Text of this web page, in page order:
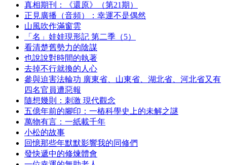
真相期刊：《還原》（第21期）
正見廣播（音頻）：幸運不是偶然
山風吹作滿窗雲
「名」娃娃現形記 第二季（5）
看清楚舊勢力的陰謀
也說說對時間的執著
去掉不行就換的人心
參與迫害法輪功 廣東省、山東省、湖北省、河北省又有
四名官員遭惡報
隨想幾則：刺激 現代觀念
五億年前的腳印：一樁科學史上的未解之謎
萬物有言：一紙載千年
小松的故事
回憶那些年默默影響我的同修們
發快遞中的修煉體會